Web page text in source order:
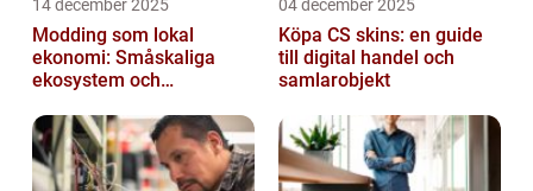
14 december 2025
Modding som lokal
ekonomi: Småskaliga
ekosystem och
04 december 2025
Köpa CS skins: en guide
till digital handel och
samlarobjekt